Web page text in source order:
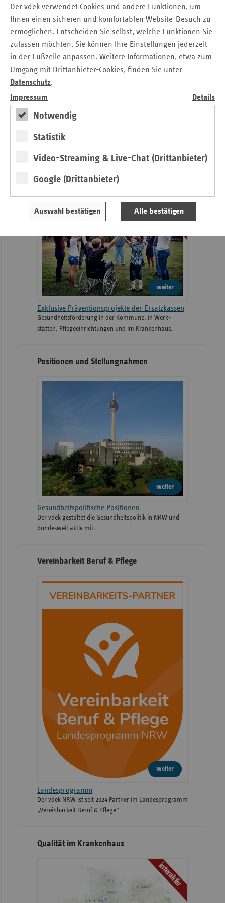
Der vdek verwendet Cookies und andere Funktionen, um
Ihnen einen sicheren und komfortablen Website-Besuch zu
ermöglichen. Entscheiden Sie selbst, welche Funktionen Sie
zulassen möchten. Sie können Ihre Einstellungen jederzeit
in der Fußzeile anpassen. Weitere Informationen, etwa zum
Umgang mit Drittanbieter-Cookies, finden Sie unter
Datenschutz.
Impressum
Details
Notwendig
Statistik
Video-Streaming & Live-Chat (Drittanbieter)
Google (Drittanbieter)
Auswahl bestätigen Alle bestätigen
Verband der Ersatzkassen e.V. (vdek)
Landesvertretung Nordrhein-Westfalen
Tel.: 02 11 / 3 84 10 - 15
E-Mail:christian.breidenbach@vdek.com
Seitennavigation
Seitenleiste
mit
weiteren
Informationen
Auf einen Blick
Pressemitteilungen
Kontakt und Anfahrt
Ansprechpartner
Gesunde Lebenswelten
regionalstark
weiter
Exklusive Präventionsprojekte der Ersatzkassen
Gesund­heits­­förderung in der Kommune, in Werk­
stätten, Pflege­einrichtungen und im Kranken­haus.
Positionen und Stellungnahmen
weiter
Gesundheitspolitische Positionen
Der vdek gestaltet die Gesundheitspolitik in NRW und
bundesweit aktiv mit.
Vereinbarkeit Beruf & Pflege
weiter
Landesprogramm
Der vdek NRW ist seit 2024 Partner im Landesprogramm
„Vereinbarkeit Beruf & Pflege“
Qualität im Krankenhaus
interaktiv